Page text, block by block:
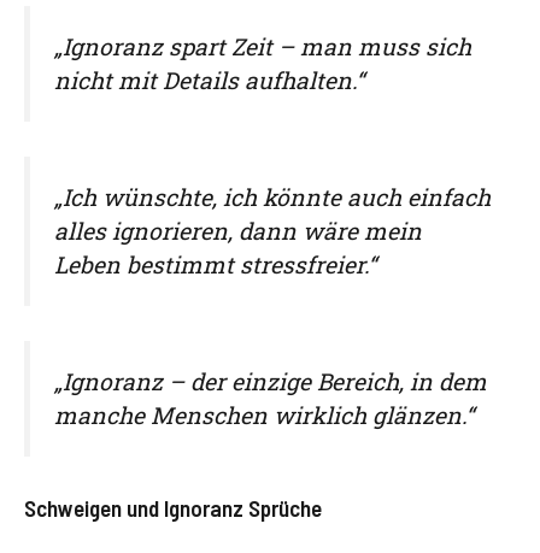
„Ignoranz spart Zeit – man muss sich
nicht mit Details aufhalten.“
„Ich wünschte, ich könnte auch einfach
alles ignorieren, dann wäre mein
Leben bestimmt stressfreier.“
„Ignoranz – der einzige Bereich, in dem
manche Menschen wirklich glänzen.“
Schweigen und Ignoranz Sprüche